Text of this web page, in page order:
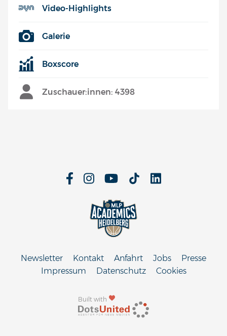
Video-Highlights
Galerie
Boxscore
Zuschauer:innen: 4398
Built with
Newsletter Kontakt Anfahrt Jobs
Presse
Impressum
Datenschutz Cookies